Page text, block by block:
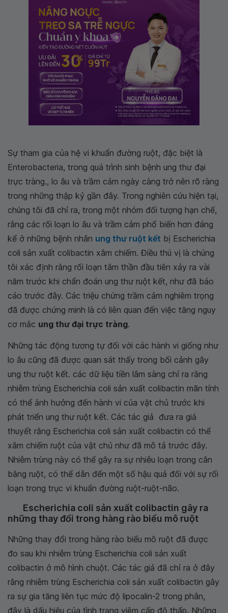
Sự tham gia của hệ vi khuẩn đường ruột, đặc biệt là
Enterobacteria, trong quá trình sinh bệnh ung thư đại
trực tràng., lo âu và trầm cảm ngày càng trở nên rõ ràng
trong những thập kỷ gần đây. Trong nghiên cứu hiện tại,
chúng tôi đã chỉ ra, trong một nhóm đối tượng hạn chế,
rằng các rối loạn lo âu và trầm cảm phổ biến hơn đáng
kể ở những bệnh nhân ung thư ruột kết bị Escherichia
coli sản xuất colibactin xâm chiếm. Điều thú vị là chúng
tôi xác định rằng rối loạn tâm thần đầu tiên xảy ra vài
năm trước khi chẩn đoán ung thư ruột kết, như đã báo
cáo trước đây. Các triệu chứng trầm cảm nghiêm trọng
đã được chứng minh là có liên quan đến việc tăng nguy
cơ mắc ung thư đại trực tràng.
Những tác động tương tự đối với các hành vi giống như
lo âu cũng đã được quan sát thấy trong bối cảnh gây
ung thư ruột kết. các dữ liệu tiền lâm sàng chỉ ra rằng
nhiễm trùng Escherichia coli sản xuất colibactin mãn tính
có thể ảnh hưởng đến hành vi của vật chủ trước khi
phát triển ung thư ruột kết. Các tác giả đưa ra giả
thuyết rằng Escherichia coli sản xuất colibactin có thể
xâm chiếm ruột của vật chủ như đã mô tả trước đây.
Nhiễm trùng này có thể gây ra sự nhiễu loạn trong cân
bằng ruột, có thể dẫn đến một số hậu quả đối với sự rối
loạn trong trục vi khuẩn đường ruột-ruột-não.
Escherichia coli sản xuất colibactin gây ra
những thay đổi trong hàng rào biểu mô ruột
Những thay đổi trong hàng rào biểu mô ruột đã được
đo sau khi nhiễm trùng Escherichia coli sản xuất
colibactin ở mô hình chuột. Các tác giả đã chỉ ra ở đây
rằng nhiễm trùng Escherichia coli sản xuất colibactin gây
ra sự gia tăng liên tục mức độ lipocalin-2 trong phân,
đây là dấu hiệu của tình trạng viêm cấp độ thấp. Những